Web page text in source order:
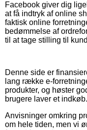
Facebook giver dig
at få indtryk af online
faktisk online
bedømmelse af
til at tage stilling til
Denne side er
lang række e-
produkter, og høster
brugere laver et indkøb.
Anvisninger omkring
om hele tiden, men vi